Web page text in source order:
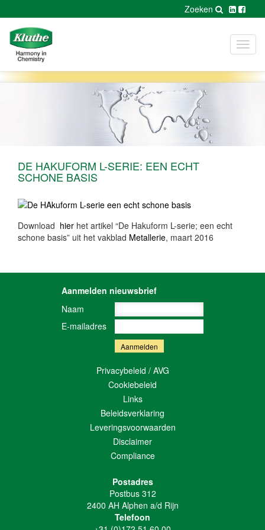
Zoeken
DE HAKUFORM L-SERIE: EEN ECHT
SCHONE BASIS
Download hier het artikel “De Hakuform L-serie; een echt
schone basis” uit het vakblad Metallerie, maart 2016
Aanmelden nieuwsbrief
Naam
E-mailadres
Privacybeleid / AVG
Cookiebeleid
Links
Beleidsverklaring
Leveringsvoorwaarden
Disclaimer
Compliance
Postadres
Postbus 312
2400 AH Alphen a/d Rijn
Telefoon